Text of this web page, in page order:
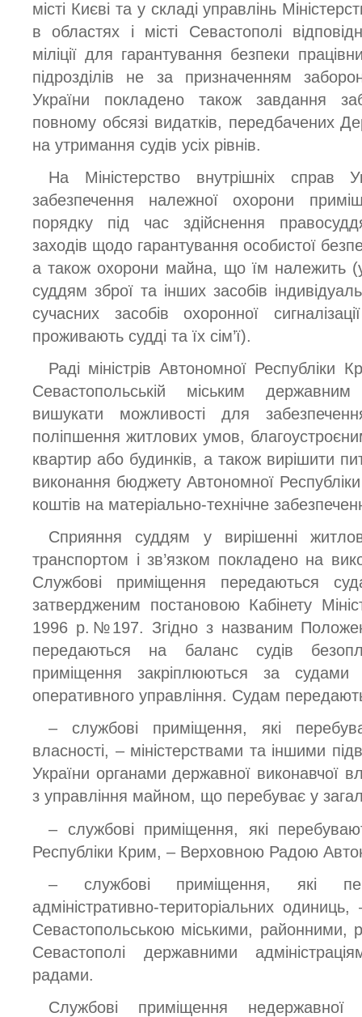
місті Києві та у складі управлінь
в областях і місті Севастополі
міліції для гарантування безпеки
підрозділів не за призначенням
України покладено також завдання
повному обсязі видатків, передбачених
на утримання судів усіх рівнів.
На Міністерство внутрішніх справ
забезпечення належної охорони
порядку під час здійснення
заходів щодо гарантування особистої
а також охорони майна, що їм належить
суддям зброї та інших засобів
сучасних засобів охоронної
проживають судді та їх сім’ї).
Раді міністрів Автономної Республіки
Севастопольській міським державним
вишукати можливості для
поліпшення житлових умов,
квартир або будинків, а також вирішити
виконання бюджету Автономної
коштів на матеріально-технічне
Сприяння суддям у вирішенні
транспортом і зв’язком покладено на
Службові приміщення передаються
затвердженим постановою Кабінету
1996 р.№197. Згідно з названим
передаються на баланс судів
приміщення закріплюються за
оперативного управління. Судам
– службові приміщення, які
власності, – міністерствами та іншими
України органами державної виконавчої
з управління майном, що перебуває у
– службові приміщення, які
Республіки Крим, – Верховною Радою
– службові приміщення, які
адміністративно-територіальних
Севастопольською міськими, районними,
Севастополі державними
радами.
Службові приміщення